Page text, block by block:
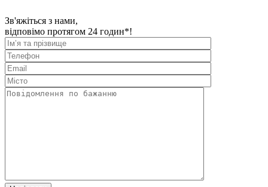
Зв'яжіться з нами,
відповімо протягом 24 годин*!